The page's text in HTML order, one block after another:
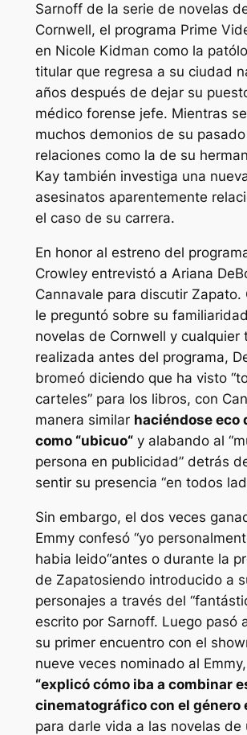
Sarnoff de la serie de novelas
Cornwell, el programa Prime
en Nicole Kidman como la
titular que regresa a su ciudad
años después de dejar su
médico forense jefe. Mientras
muchos demonios de su
relaciones como la de su
Kay también investiga una
asesinatos aparentemente
el caso de su carrera.
En honor al estreno del
Crowley entrevistó a Ariana
Cannavale para discutir Zapato.
le preguntó sobre su
novelas de Cornwell y cualquier
realizada antes del programa,
bromeó diciendo que ha visto “
carteles” para los libros, con
manera similar haciéndose eco
como “ubicuo“y alabando al “
persona en publicidad” detrás
sentir su presencia “en todos
Sin embargo, el dos veces
Emmy confesó “yo
habia leido“antes o durante la
de Zapatosiendo introducido a
personajes a través del “
escrito por Sarnoff. Luego pasó
su primer encuentro con el
nueve veces nominado al
“explicó cómo iba a combinar
cinematográfico con el género
para darle vida a las novelas de